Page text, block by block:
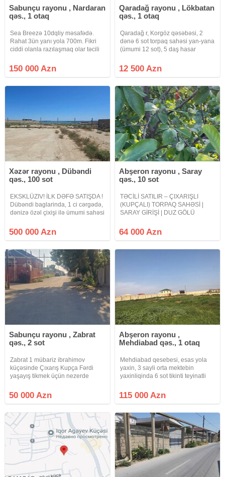
Sabunçu rayonu , Nardaran
qəs., 1 otaq
Sea Breezə 10dqliy məsafədə.
Rahat 3ün yanı yola 700m. Fikri
ciddi olanla razılaşmaq olar təcili
150 000 Azn
Qaradağ rayonu , Lökbatan
qəs., 1 otaq
Qaradağ r, Korgöz qəsəbəsi, 2
dənə 6 sot torpaq sahəsi yan-yana
(ümumi 12 sot), 5 daş hasar
tökülüb. Qaz, işıq, su xətləri
yaxından keçir, 100 metrlikdən
12 500 Azn
Xəzər rayonu , Dübəndi
qəs., 100 sot
EKSKLÜZIV! İLK DƏFƏ SATIŞDA !
Dübəndi baglarinda, 1 ci cərgədə,
dənizə özəl çixişi ilə ümumi sahəsi
sahəsi satilir. Komunikasiya
sistemi keçirilib (qaz, su, işiq,
500 000 Azn
Abşeron rayonu , Saray
qəs., 10 sot
TƏCİLİ SATILIR – ÇIXARIŞLI
(KUPÇALI) TORPAQ SAHƏSİ |
SARAY GİRİŞİ | DUZ GÖLÜ
Novxanının sonu – Saray
qəsəbəsinin girişi, Link Oil
64 000 Azn
Sabunçu rayonu , Zabrat
qəs., 2 sot
Zabrat 1 mübariz ibrahimov
küçəsinde Çıxarış Kupça Fərdi
yaşayış tikmek üçün nezerde
qaz işıq su real Alıcılar əlaqə
saxlasın
50 000 Azn
Abşeron rayonu ,
Mehdiabad qəs., 1 otaq
Mehdiabad qesebesi, esas yola
yaxin, 3 sayli orta mektebin
yaxinliqinda 6 sot tikinti teyinatli
Kommunikasiya xetleri, hasari ve
Cixarisi var.Xidmet haqqi 2 %.
115 000 Azn